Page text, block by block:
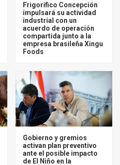
Frigorífico Concepción
impulsará su actividad
industrial con un
acuerdo de operación
compartida junto a la
empresa brasileña Xingu
Foods
Gobierno y gremios
activan plan preventivo
ante el posible impacto
de El Niño en la